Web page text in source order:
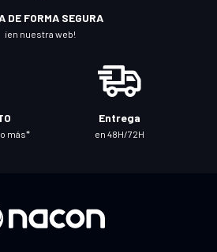
DE FORMA SEGURA
¡en nuestra web!
más*
Entrega
en 48H/72H